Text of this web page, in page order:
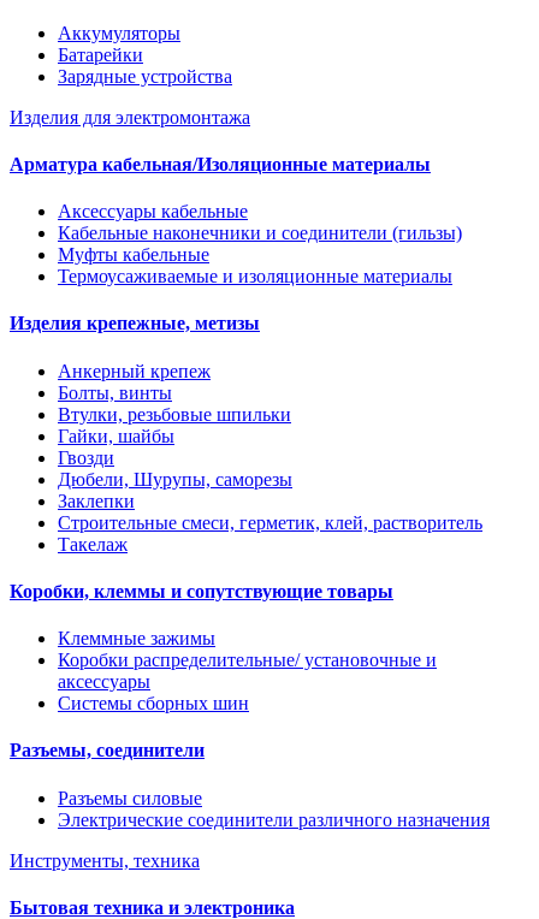
Аккумуляторы
Батарейки
Зарядные устройства
Изделия для электромонтажа
Арматура кабельная/Изоляционные материалы
Аксессуары кабельные
Кабельные наконечники и соединители (гильзы)
Муфты кабельные
Термоусаживаемые и изоляционные материалы
Изделия крепежные, метизы
Анкерный крепеж
Болты, винты
Втулки, резьбовые шпильки
Гайки, шайбы
Гвозди
Дюбели, Шурупы, саморезы
Заклепки
Строительные смеси, герметик, клей, растворитель
Такелаж
Коробки, клеммы и сопутствующие товары
Клеммные зажимы
Коробки распределительные/ установочные и
аксессуары
Системы сборных шин
Разъемы, соединители
Разъемы силовые
Электрические соединители различного назначения
Инструменты, техника
Бытовая техника и электроника